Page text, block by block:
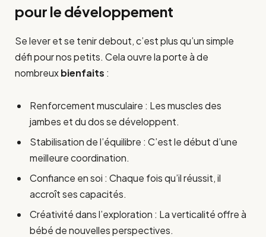
pour le développement
Se lever et se tenir debout, c’est plus qu’un simple
défi pour nos petits. Cela ouvre la porte à de
nombreuxbienfaits :
Renforcement musculaire : Les muscles des
jambes et du dos se développent.
Stabilisation de l’équilibre : C’est le début d’une
meilleure coordination.
Confiance en soi : Chaque fois qu’il réussit, il
accroît ses capacités.
Créativité dans l’exploration : La verticalité offre à
bébé de nouvelles perspectives.